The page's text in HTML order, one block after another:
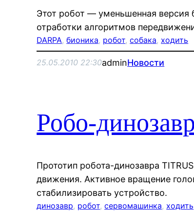
Этот робот — уменьшенная
отработки алгоритмов
DARPA, бионика, робот, собака, ходить
25.05.2010 22:30adminНовости
Робо-
Прототип робота-динозавра
движения. Активное вращение
стабилизировать устройство.
динозавр, робот, сервомашинка, ходить